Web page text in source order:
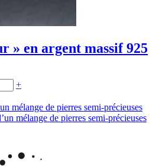
» en argent massif 925
+
mélange de pierres semi-précieuses
mélange de pierres semi-précieuses